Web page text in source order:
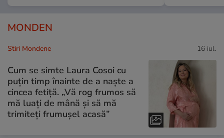
MONDEN
Stiri Mondene 16 iul.
Cum se simte Laura Cosoi cu
puțin timp înainte de a naște a
cincea fetiță. „Vă rog frumos să
mă luați de mână și să mă
trimiteți frumușel acasă”